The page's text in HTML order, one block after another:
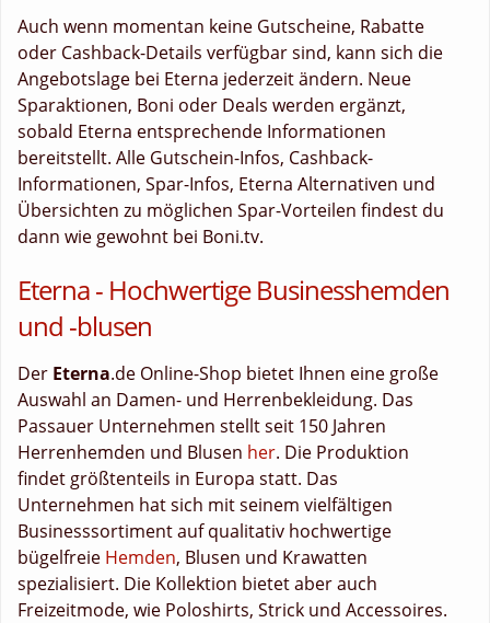
Auch wenn momentan keine Gutscheine, Rabatte
oder Cashback-Details verfügbar sind, kann sich die
Angebotslage bei Eterna jederzeit ändern. Neue
Sparaktionen, Boni oder Deals werden ergänzt,
sobald Eterna entsprechende Informationen
bereitstellt. Alle Gutschein-Infos, Cashback-
Informationen, Spar-Infos, Eterna Alternativen und
Übersichten zu möglichen Spar-Vorteilen findest du
dann wie gewohnt bei Boni.tv.
Eterna - Hochwertige Businesshemden
und -blusen
Der Eterna.de Online-Shop bietet Ihnen eine große
Auswahl an Damen- und Herrenbekleidung. Das
Passauer Unternehmen stellt seit 150 Jahren
Herrenhemden und Blusen her. Die Produktion
findet größtenteils in Europa statt. Das
Unternehmen hat sich mit seinem vielfältigen
Businesssortiment auf qualitativ hochwertige
bügelfreie Hemden, Blusen und Krawatten
spezialisiert. Die Kollektion bietet aber auch
Freizeitmode, wie Poloshirts, Strick und Accessoires.